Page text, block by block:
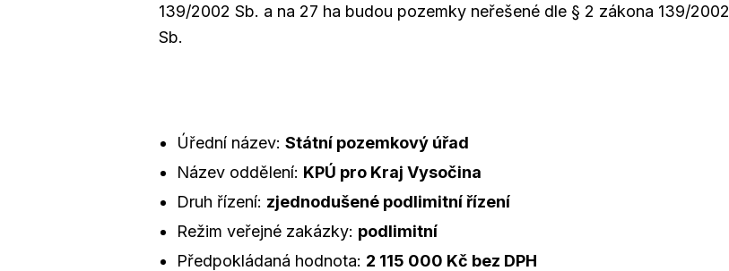
139/2002 Sb. a na 27 ha budou pozemky neřešené dle § 2 zákona 139/2002
Sb.
Úřední název: Státní pozemkový úřad
Název oddělení: KPÚ pro Kraj Vysočina
Druh řízení: zjednodušené podlimitní řízení
Režim veřejné zakázky: podlimitní
Předpokládaná hodnota: 2 115 000 Kč bez DPH